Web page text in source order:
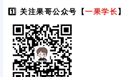
1️⃣ 关注果哥公众号【一果学长】